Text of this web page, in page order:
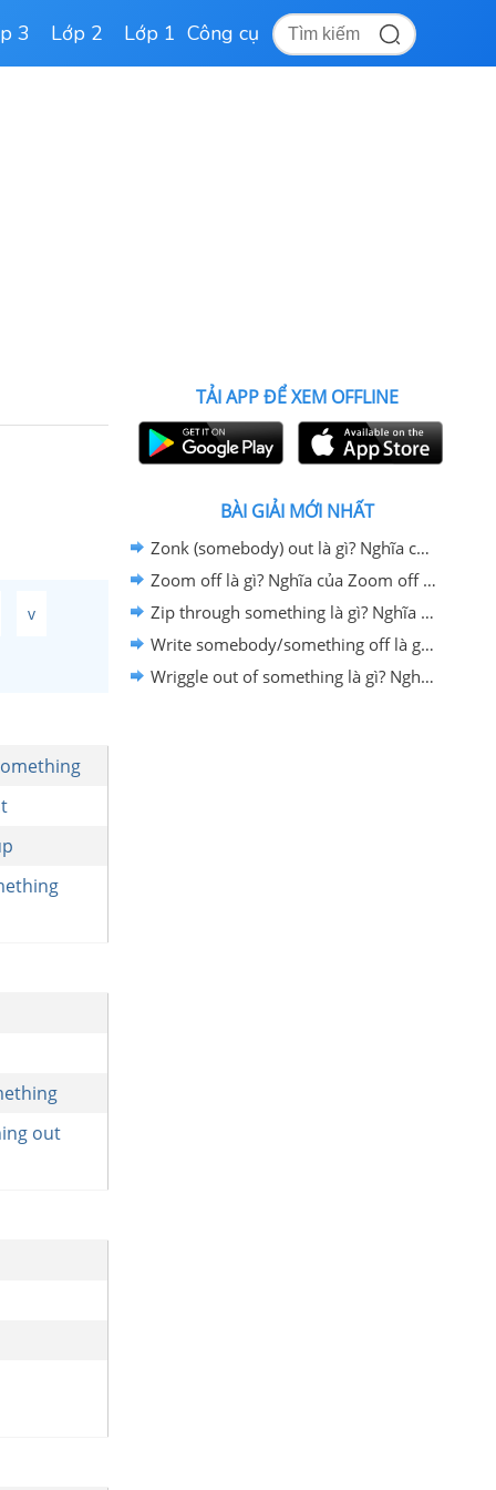
3 Lớp 2 Lớp 1 Công cụ
v
out
TẢI APP ĐỂ XEM OFFLINE
BÀI GIẢI MỚI NHẤT
Zonk (somebody) out là gì? Nghĩa của Zonk (somebody) out - Cụm động từ tiếng Anh
Zoom off là gì? Nghĩa của Zoom off - Cụm động từ tiếng Anh
Zip through something là gì? Nghĩa của Zip through something - Cụm động từ tiếng Anh
Write somebody/something off là gì? Nghĩa của Write somebody/something off - Cụm động từ tiếng Anh
Wriggle out of something là gì? Nghĩa của Wriggle out of something - Cụm động từ tiếng Anh